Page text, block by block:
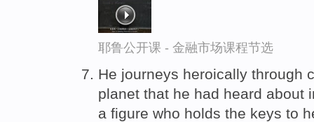
耶鲁公开课 - 金融市场课程节选
He journeys heroically through
planet that he had heard about
a figure who holds the keys to